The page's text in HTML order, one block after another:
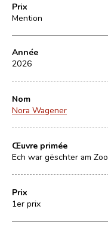
Prix
Mention
Année
2026
Nom
Nora Wagener
Œuvre primée
Ech war gëschter am Zoo
Prix
1er prix